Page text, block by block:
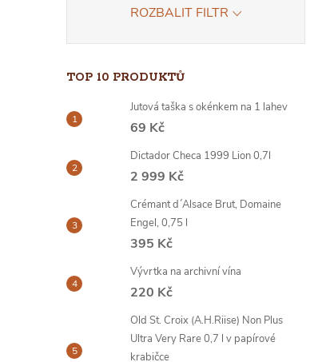
ROZBALIT FILTR
TOP 10 PRODUKTŮ
Jutová taška s okénkem na 1 lahev
69 Kč
Dictador Checa 1999 Lion 0,7l
2 999 Kč
Crémant d´Alsace Brut, Domaine
Engel, 0,75 l
395 Kč
Vývrtka na archivní vína
220 Kč
Old St. Croix (A.H.Riise) Non Plus
Ultra Very Rare 0,7 l v papírové
krabičce